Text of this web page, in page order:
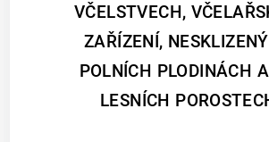
VČELSTVECH,
ZAŘÍZENÍ,
POLNÍCH PLODINÁCH
LESNÍCH